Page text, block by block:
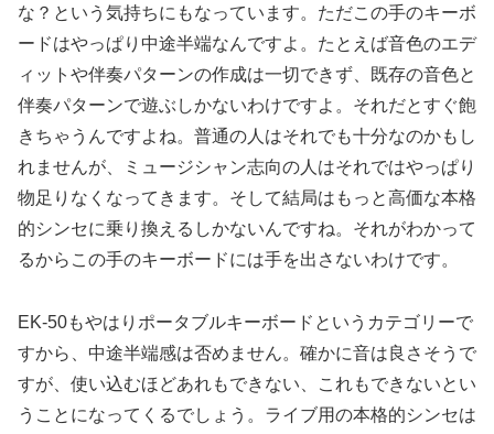
な？という気持ちにもなっています。ただこの手のキーボ
ードはやっぱり中途半端なんですよ。たとえば音色のエデ
ィットや伴奏パターンの作成は一切できず、既存の音色と
伴奏パターンで遊ぶしかないわけですよ。それだとすぐ飽
きちゃうんですよね。普通の人はそれでも十分なのかもし
れませんが、ミュージシャン志向の人はそれではやっぱり
物足りなくなってきます。そして結局はもっと高価な本格
的シンセに乗り換えるしかないんですね。それがわかって
るからこの手のキーボードには手を出さないわけです。
EK-50もやはりポータブルキーボードというカテゴリーで
すから、中途半端感は否めません。確かに音は良さそうで
すが、使い込むほどあれもできない、これもできないとい
うことになってくるでしょう。ライブ用の本格的シンセは